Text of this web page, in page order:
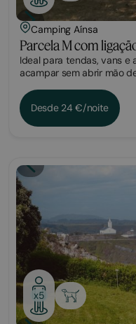
Camping Aínsa
Parcela M com
Ideal para tendas, vans e
acampar sem abrir mão
Desde 24 €/noite
x5
Parcela